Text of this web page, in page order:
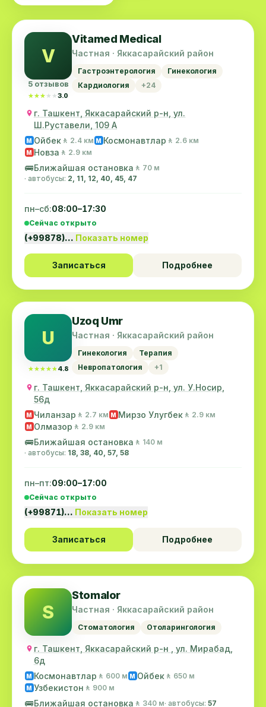
V
5 отзывов
★★★★★
★★★★★3.0
Vitamed Medical
Частная · Яккасарайский район
Гастроэнтерология
Гинекология
Кардиология
+24
г. Ташкент, Яккасарайский р-н, ул.
Ш.Руставели, 109 А
M Ойбек 🚶 2.4 км M Космонавтлар 🚶 2.6 км
M Новза 🚶 2.9 км
🚌Ближайшая остановка 🚶 70 м
· автобусы: 2, 11, 12, 40, 45, 47
пн–сб:08:00–17:30
Сейчас открыто
(+99878)… Показать номер
Записаться Подробнее
U
★★★★★
★★★★★ 4.8
Uzoq Umr
Частная · Яккасарайский район
Гинекология
Терапия
Невропатология
+1
г. Ташкент, Яккасарайский р-н, ул. У.Носир,
56д
M Чиланзар 🚶 2.7 км M Мирзо Улугбек 🚶 2.9 км
M Олмазор 🚶 2.9 км
🚌Ближайшая остановка 🚶 140 м
· автобусы: 18, 38, 40, 57, 58
пн–пт:09:00–17:00
Сейчас открыто
(+99871)… Показать номер
Записаться Подробнее
S
Stomalor
Частная · Яккасарайский район
Стоматология Отоларингология
г. Ташкент, Яккасарайский р-н , ул. Мирабад,
6д
M Космонавтлар 🚶 600 м M Ойбек 🚶 650 м
M Узбекистон 🚶 900 м
🚌Ближайшая остановка 🚶 340 м· автобусы: 57